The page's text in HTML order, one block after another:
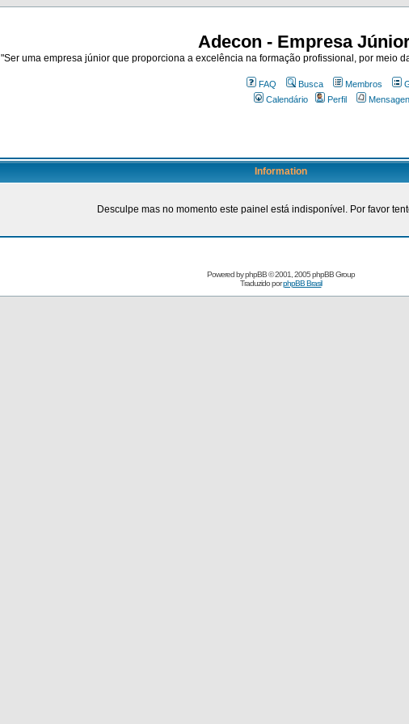
Adecon - Empresa
"Ser uma empresa júnior que proporciona a excelência na formação profissional, por meio
FAQ Busca Membros
Calendário
Perfil
Information
Desculpe mas no momento este painel está indisponível. Por favor
Powered byphpBB© 2001, 2005 phpBB Group
Traduzido porphpBB Brasil